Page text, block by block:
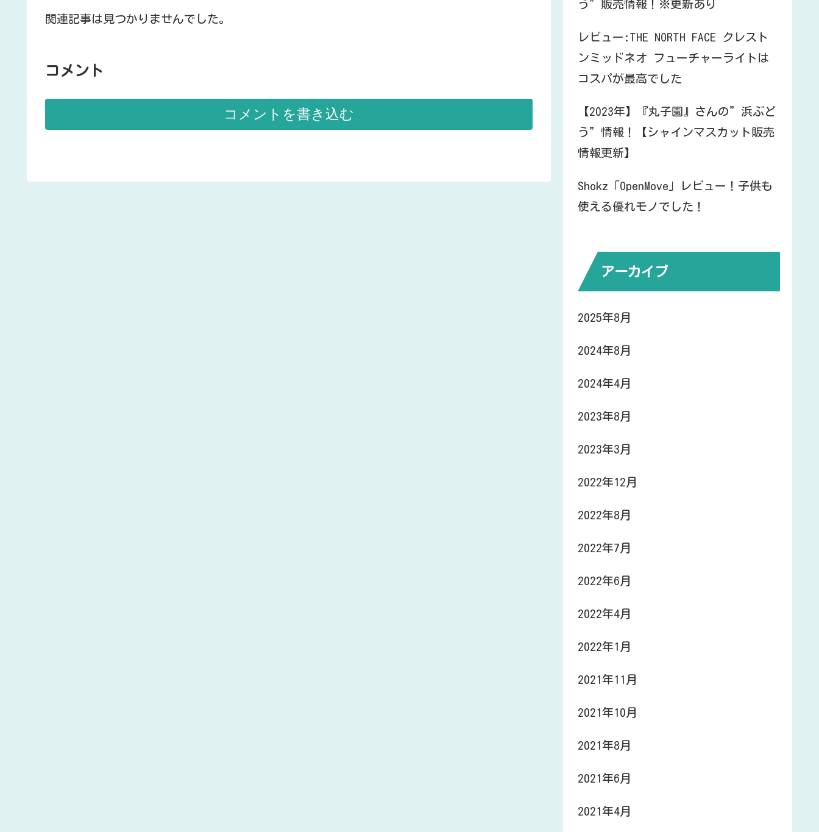
関連記事は見つかりませんでした。
コメント
コメントを書き込む
う”販売情報！※更新あり
レビュー:THE NORTH FACE クレスト
ンミッドネオ フューチャーライトは
コスパが最高でした
【2023年】『丸子園』さんの”浜ぶど
う”情報！【シャインマスカット販売
情報更新】
Shokz「OpenMove」レビュー！子供も
使える優れモノでした！
アーカイブ
2025年8月
2024年8月
2024年4月
2023年8月
2023年3月
2022年12月
2022年8月
2022年7月
2022年6月
2022年4月
2022年1月
2021年11月
2021年10月
2021年8月
2021年6月
2021年4月